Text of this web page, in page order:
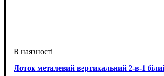
Лоток металевий вертикальний 2-в-1